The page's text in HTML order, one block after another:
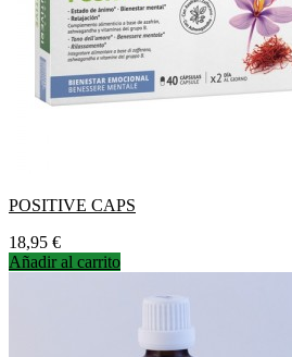
POSITIVE CAPS
Precio
18,95 €
Añadir al carrito